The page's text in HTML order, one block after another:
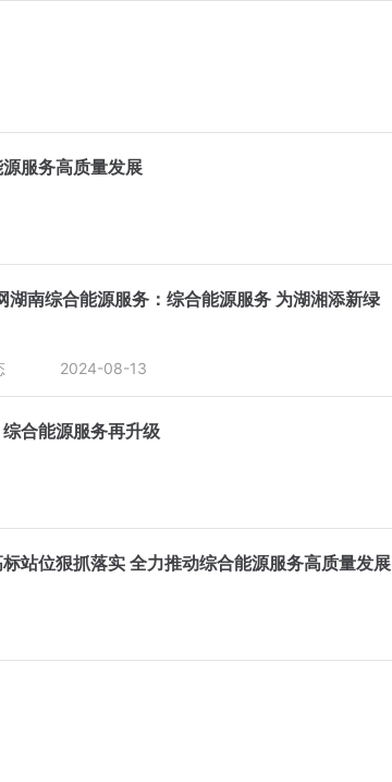
服务高质量发展
湖南综合能源服务：综合能源服务 为湖湘添新绿
2024-08-13
合能源服务再升级
站位狠抓落实 全力推动综合能源服务高质量发展